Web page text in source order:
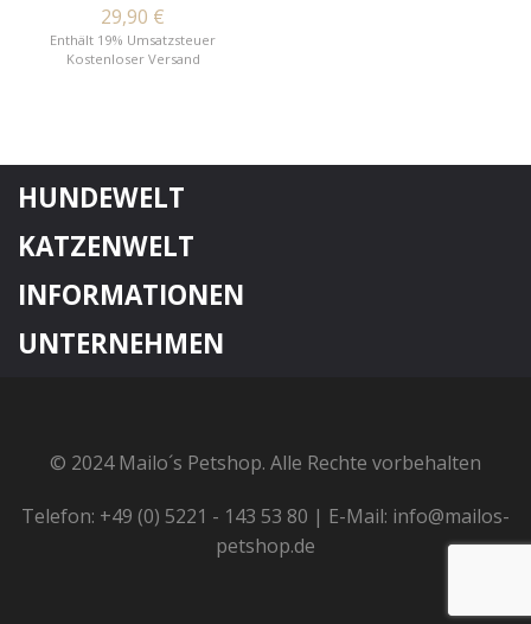
29,90 €
Enthält 19% Umsatzsteuer
Kostenloser Versand
HUNDEWELT
KATZENWELT
INFORMATIONEN
UNTERNEHMEN
© 2024 Mailo´s Petshop. Alle Rechte vorbehalten
Telefon: +49 (0) 5221 - 143 53 80 | E-Mail: info@mailos-
petshop.de